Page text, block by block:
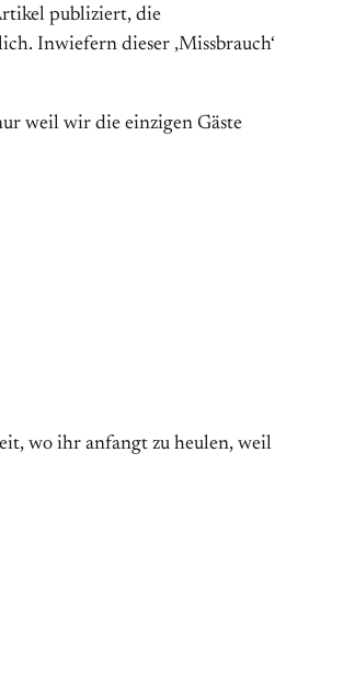
publiziert, die
Inwiefern dieser ‚Missbrauch‘
weil wir die einzigen Gäste
wo ihr anfangt zu heulen, weil